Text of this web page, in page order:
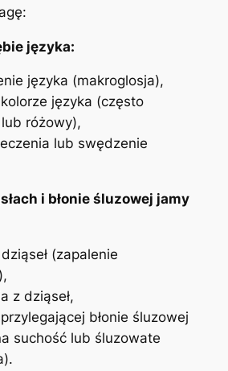
⁢języka:
języka (makroglosja),
języka ⁣(często
różowy),
lub swędzenie
i błonie śluzowej jamy
(zapalenie​
z dziąseł,
błonie śluzowej⁢
suchość lub śluzowate